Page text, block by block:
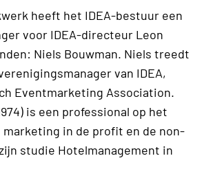
heeft het IDEA-bestuur een
voor IDEA-directeur Leon
Niels Bouwman. Niels treedt
van IDEA,
Eventmarketing Association.
is een professional op het
marketing in de profit en de non-
studie Hotelmanagement in